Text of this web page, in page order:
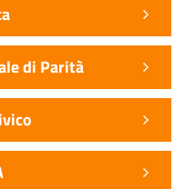
di Parità